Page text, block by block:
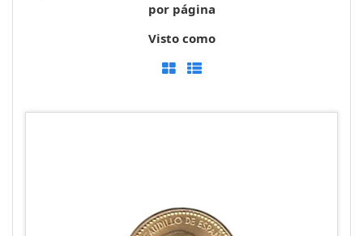
por página
Visto como